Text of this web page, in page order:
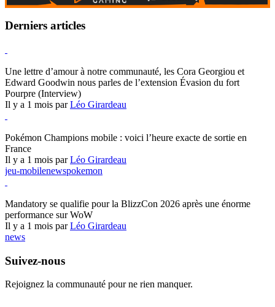
Derniers articles
Une lettre d’amour à notre communauté, les Cora Georgiou et
Edward Goodwin nous parles de l’extension Évasion du fort
Pourpre (Interview)
Il y a 1 mois parLéo Girardeau
Pokémon Champions mobile : voici l’heure exacte de sortie en
France
Il y a 1 mois parLéo Girardeau
jeu-mobilenewspokemon
Mandatory se qualifie pour la BlizzCon 2026 après une énorme
performance sur WoW
Il y a 1 mois parLéo Girardeau
news
Suivez-nous
Rejoignez la communauté pour ne rien manquer.